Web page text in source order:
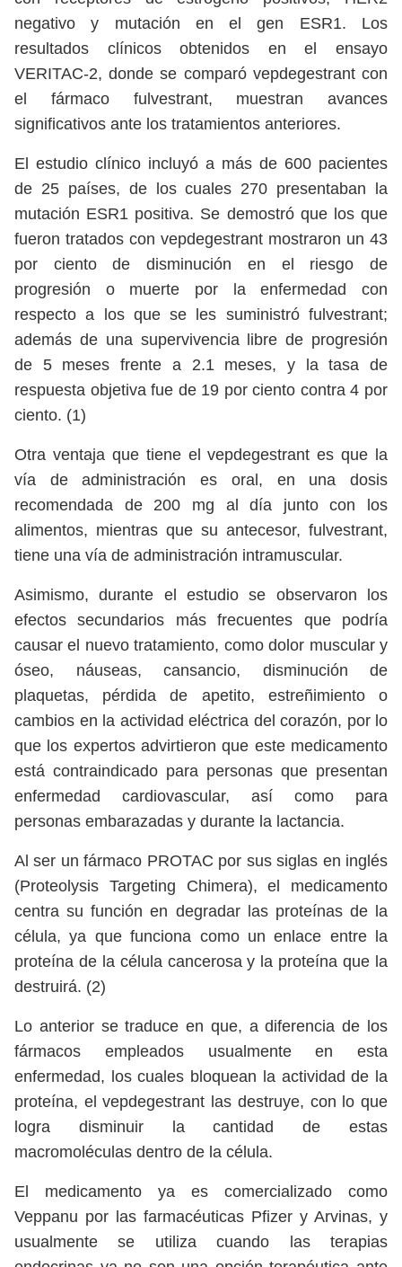
negativo y mutación en el gen ESR1. Los
resultados clínicos obtenidos en el ensayo
VERITAC-2, donde se comparó vepdegestrant con
el fármaco fulvestrant, muestran avances
significativos ante los tratamientos anteriores.
El estudio clínico incluyó a más de 600 pacientes
de 25 países, de los cuales 270 presentaban la
mutación ESR1 positiva. Se demostró que los que
fueron tratados con vepdegestrant mostraron un 43
por ciento de disminución en el riesgo de
progresión o muerte por la enfermedad con
respecto a los que se les suministró fulvestrant;
además de una supervivencia libre de progresión
de 5 meses frente a 2.1 meses, y la tasa de
respuesta objetiva fue de 19 por ciento contra 4 por
ciento. (1)
Otra ventaja que tiene el vepdegestrant es que la
vía de administración es oral, en una dosis
recomendada de 200 mg al día junto con los
alimentos, mientras que su antecesor, fulvestrant,
tiene una vía de administración intramuscular.
Asimismo, durante el estudio se observaron los
efectos secundarios más frecuentes que podría
causar el nuevo tratamiento, como dolor muscular y
óseo, náuseas, cansancio, disminución de
plaquetas, pérdida de apetito, estreñimiento o
cambios en la actividad eléctrica del corazón, por lo
que los expertos advirtieron que este medicamento
está contraindicado para personas que presentan
enfermedad cardiovascular, así como para
personas embarazadas y durante la lactancia.
Al ser un fármaco PROTAC por sus siglas en inglés
(Proteolysis Targeting Chimera), el medicamento
centra su función en degradar las proteínas de la
célula, ya que funciona como un enlace entre la
proteína de la célula cancerosa y la proteína que la
destruirá. (2)
Lo anterior se traduce en que, a diferencia de los
fármacos empleados usualmente en esta
enfermedad, los cuales bloquean la actividad de la
proteína, el vepdegestrant las destruye, con lo que
logra disminuir la cantidad de estas
macromoléculas dentro de la célula.
El medicamento ya es comercializado como
Veppanu por las farmacéuticas Pfizer y Arvinas, y
usualmente se utiliza cuando las terapias